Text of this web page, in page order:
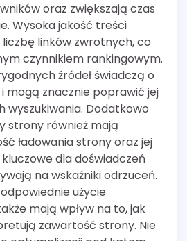
oraz zwiększają czas
Wysoka jakość treści
liczbę linków zwrotnych, co
czynnikiem rankingowym.
źródeł świadczą o
mogą znacznie poprawić jej
wyszukiwania. Dodatkowo
strony również mają
ładowania strony oraz jej
dla doświadczeń
na wskaźniki odrzuceń.
użycie
mają wpływ na to, jak
zawartość strony. Nie